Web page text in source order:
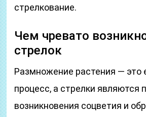
стрелкование.
Чем чревато
стрелок
Размножение растения — это
процесс, а стрелки являются
возникновения соцветия и